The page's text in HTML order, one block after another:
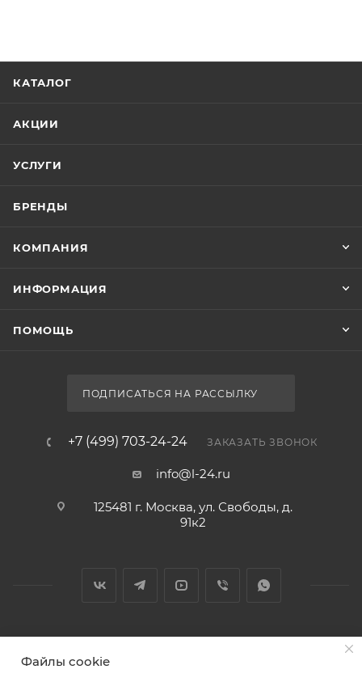
КАТАЛОГ
АКЦИИ
УСЛУГИ
БРЕНДЫ
КОМПАНИЯ
ИНФОРМАЦИЯ
ПОМОЩЬ
ПОДПИСАТЬСЯ НА РАССЫЛКУ
+7 (499) 703-24-24 ЗАКАЗАТЬ ЗВОНОК
info@l-24.ru
125481 г. Москва, ул. Свободы, д.
91к2
Файлы cookie